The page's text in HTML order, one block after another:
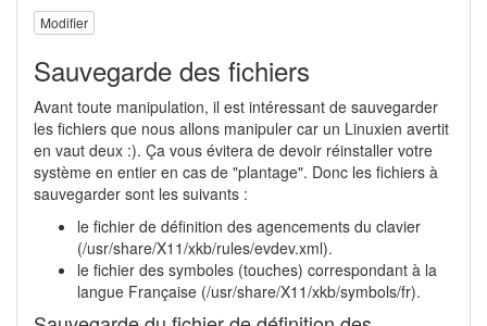
Modifier
Sauvegarde des fichiers
Avant toute manipulation, il est intéressant de sauvegarder
les fichiers que nous allons manipuler car un Linuxien avertit
en vaut deux :). Ça vous évitera de devoir réinstaller votre
système en entier en cas de "plantage". Donc les fichiers à
sauvegarder sont les suivants :
le fichier de définition des agencements du clavier
(/usr/share/X11/xkb/rules/evdev.xml).
le fichier des symboles (touches) correspondant à la
langue Française (/usr/share/X11/xkb/symbols/fr).